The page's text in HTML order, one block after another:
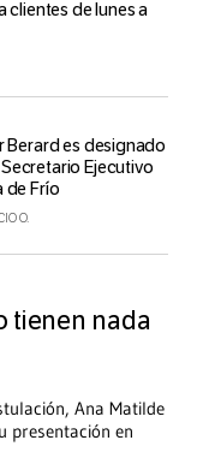
clientes de lunes a
Berard es designado
Ejecutivo
de Frío
O.
tienen nada
Ana Matilde
presentación en